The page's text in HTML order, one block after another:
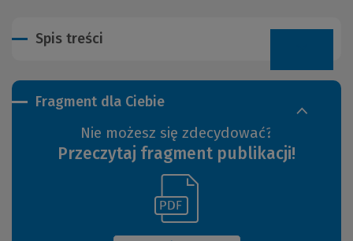
Fragment dla Ciebie
Nie możesz się zdecydować?
Przeczytaj fragment publikacji!
(Nowe
okno)
innej
Spis treści